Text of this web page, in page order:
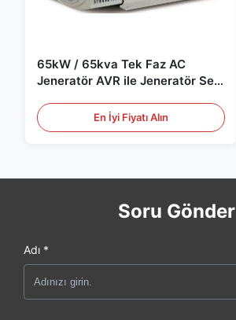
65kW / 65kva Tek Faz AC
Jeneratör AVR ile Jeneratör Set
En İyi Fiyatı Alın
Soru Gönder
Adı *